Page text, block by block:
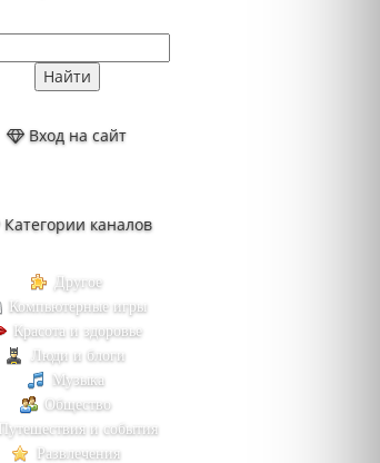
Вход на сайт
Категории каналов
Другое
Компьютерные игры
Красота и здоровье
Люди и блоги
Музыка
Общество
Путешествия и события
Развлечения